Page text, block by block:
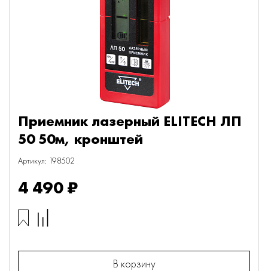
Приемник лазерный ELITECH ЛП
50 50м, кронштей
Артикул: 198502
4 490 ₽
В корзину